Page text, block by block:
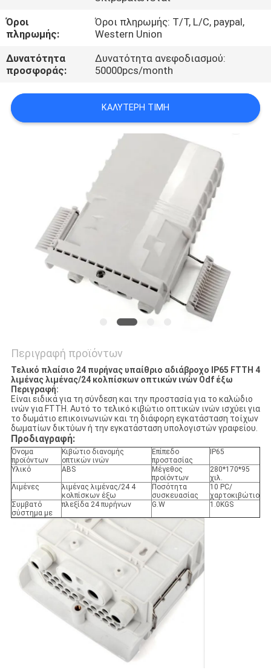
ΕΙΔΉΣΕΙΣ
ΠΕΡΙΠΤΏΣΕΙΣ
Όροι
πληρωμής:
Όροι πληρωμής: T/T, L/C, paypal,
Western Union
Δυνατότητα
προσφοράς:
Δυνατότητα ανεφοδιασμού:
50000pcs/month
ΚΑΛΎΤΕΡΗ ΤΙΜΉ
Περιγραφή προϊόντων
Τελικό πλαίσιο 24 πυρήνας υπαίθριο αδιάβροχο IP65 FTTH 4
λιμένας λιμένας/24 κολπίσκων οπτικών ινών Odf έξω
Περιγραφή:
Είναι ειδικά για τη σύνδεση και την προστασία για το καλώδιο
ινών για FTTH. Αυτό το τελικό κιβώτιο οπτικών ινών ισχύει για
το δωμάτιο επικοινωνιών και τη διάφορη εγκατάσταση τοίχων
δωματίων δικτύων ή την εγκατάσταση υπολογιστών γραφείου.
Προδιαγραφή:
Όνομα
προϊόντων
Κιβώτιο διανομής
οπτικών ινών
Επίπεδο
προστασίας
IP65
Υλικό ABS
Μέγεθος
προϊόντων
280*170*95
χιλ.
Λιμένες
λιμένας λιμένας/24 4
κολπίσκων έξω
Ποσότητα
συσκευασίας
10 PC/
χαρτοκιβώτιο
Συμβατό
σύστημα με
πλεξίδα 24 πυρήνων G.W 1.0KGS